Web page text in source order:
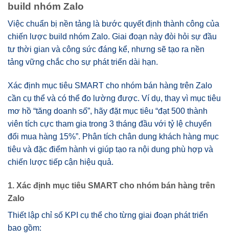
build nhóm Zalo
Việc chuẩn bị nền tảng là bước quyết định thành công của
chiến lược build nhóm Zalo. Giai đoạn này đòi hỏi sự đầu
tư thời gian và công sức đáng kể, nhưng sẽ tạo ra nền
tảng vững chắc cho sự phát triển dài hạn.
Xác định mục tiêu SMART cho nhóm bán hàng trên Zalo
cần cụ thể và có thể đo lường được. Ví dụ, thay vì mục tiêu
mơ hồ “tăng doanh số”, hãy đặt mục tiêu “đạt 500 thành
viên tích cực tham gia trong 3 tháng đầu với tỷ lệ chuyển
đổi mua hàng 15%”. Phân tích chân dung khách hàng mục
tiêu và đặc điểm hành vi giúp tạo ra nội dung phù hợp và
chiến lược tiếp cận hiệu quả.
1. Xác định mục tiêu SMART cho nhóm bán hàng trên
Zalo
Thiết lập chỉ số KPI cụ thể cho từng giai đoạn phát triển
bao gồm: